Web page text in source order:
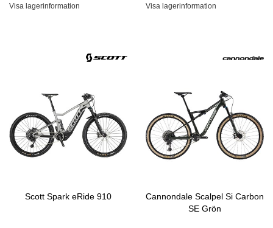
Visa lagerinformation Visa lagerinformation
Scott Spark eRide 910
Cannondale Scalpel Si Carbon
SE Grön